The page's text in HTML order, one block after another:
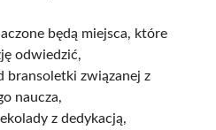
będą miejsca, które
odwiedzić,
bransoletki związanej z
naucza,
z dedykacją,